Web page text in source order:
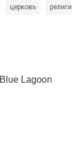
церковь религия